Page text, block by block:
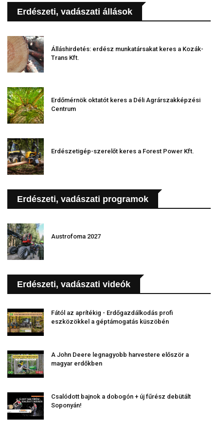
Erdészeti, vadászati állások
Álláshirdetés: erdész munkatársakat keres a Kozák-
Trans Kft.
Erdőmérnök oktatót keres a Déli Agrárszakképzési
Centrum
Erdészetigép-szerelőt keres a Forest Power Kft.
Erdészeti, vadászati programok
Austrofoma 2027
Erdészeti, vadászati videók
Fától az aprítékig - Erdőgazdálkodás profi
eszközökkel a géptámogatás küszöbén
A John Deere legnagyobb harvestere először a
magyar erdőkben
Csalódott bajnok a dobogón + új fűrész debütált
Soponyán!